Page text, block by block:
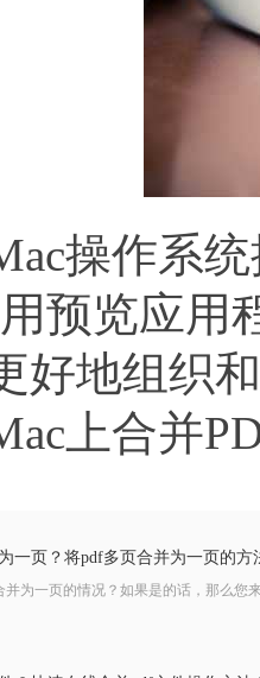
作系统
预览应用
好地组织
上合并
一页？将pdf多页合并为一页的方
为一页的情况？如果是的话，那么